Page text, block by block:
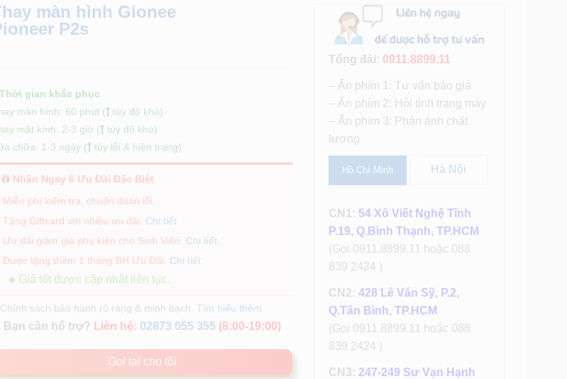
màn hình Gionee
P2s
Thời gian khắc phục
màn hình: 60 phút (
tùy độ khó)
mặt kính: 2-3 giờ (
tùy độ khó)
chữa: 1-3 ngày (
tùy lỗi & hiện trạng)
Nhận Ngay 6 Ưu Đãi Đặc Biệt
Miễn phí kiểm tra, chuẩn đoán lỗi.
Tặng Giftcard với nhiều ưu đãi. Chi tiết
Ưu đãi giảm giá phụ kiện cho Sinh Viên. Chi tiết
Được tặng thêm 1 tháng BH Ưu Đãi. Chi tiết
● Giá tốt được cập nhật liên tục.
Chính sách bảo hành rõ ràng & minh bạch.Tìm hiểu thêm
Bạn cần hổ trợ? Liên hệ: 02873 055 355 (8:00-19:00)
Gọi lại cho tôi
Tổng đài: 0911.8899.11
– Ấn phím 1: Tư vấn báo giá
– Ấn phím 2: Hỏi tình trạng máy
– Ấn phím 3: Phản ánh chất
lượng
Hồ Chí Minh Hà Nội
CN1: 54 Xô Viết Nghệ Tĩnh
P.19, Q.Bình Thạnh, TP.HCM
(Gọi 0911.8899.11 hoặc 088
839 2424 )
CN2: 428 Lê Văn Sỹ, P.2,
Q.Tân Bình, TP.HCM
(Gọi 0911.8899.11 hoặc 088
839 2424 )
CN3: 247-249 Sư Vạn Hạnh